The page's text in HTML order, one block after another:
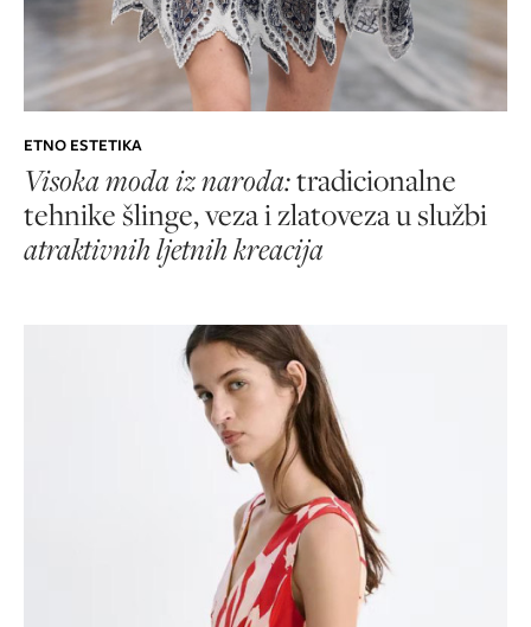
ETNO ESTETIKA
Visoka moda iz naroda:tradicionalne
tehnike šlinge, veza i zlatoveza u službi
atraktivnih ljetnih kreacija